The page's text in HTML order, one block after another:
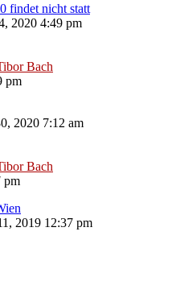
findet nicht statt
2020 4:49 pm
Bach
pm
2020 7:12 am
Bach
pm
2019 12:37 pm